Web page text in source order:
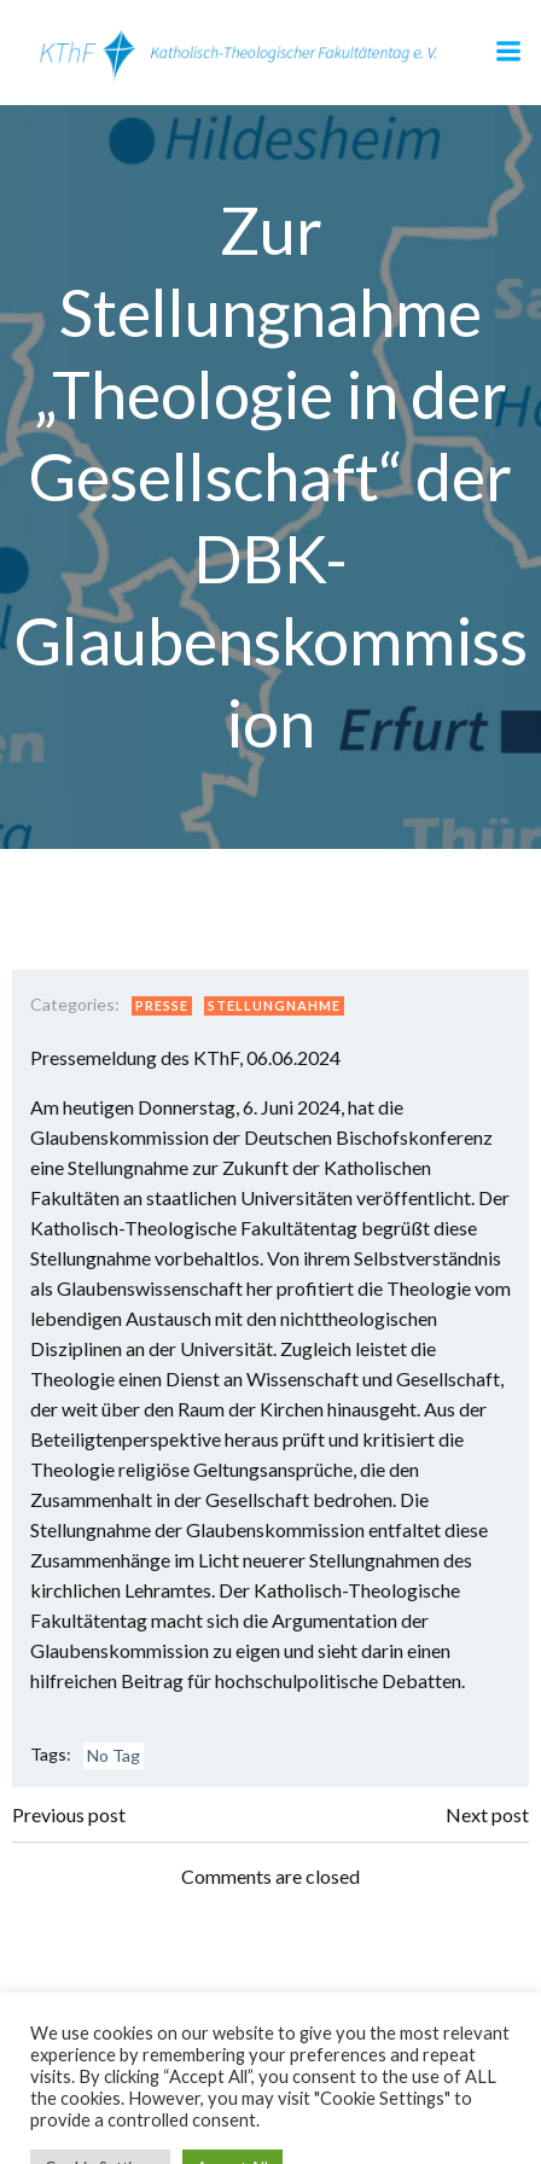
Inhalt
springen
Zur
Stellungnahme
„Theologie in der
Gesellschaft“ der
DBK-
Glaubenskommiss
ion
Categories: PRESSE STELLUNGNAHME
Pressemeldung des KThF, 06.06.2024
Am heutigen Donnerstag, 6. Juni 2024, hat die
Glaubenskommission der Deutschen Bischofskonferenz
eine Stellungnahme zur Zukunft der Katholischen
Fakultäten an staatlichen Universitäten veröffentlicht. Der
Katholisch-Theologische Fakultätentag begrüßt diese
Stellungnahme vorbehaltlos. Von ihrem Selbstverständnis
als Glaubenswissenschaft her profitiert die Theologie vom
lebendigen Austausch mit den nichttheologischen
Disziplinen an der Universität. Zugleich leistet die
Theologie einen Dienst an Wissenschaft und Gesellschaft,
der weit über den Raum der Kirchen hinausgeht. Aus der
Beteiligtenperspektive heraus prüft und kritisiert die
Theologie religiöse Geltungsansprüche, die den
Zusammenhalt in der Gesellschaft bedrohen. Die
Stellungnahme der Glaubenskommission entfaltet diese
Zusammenhänge im Licht neuerer Stellungnahmen des
kirchlichen Lehramtes. Der Katholisch-Theologische
Fakultätentag macht sich die Argumentation der
Glaubenskommission zu eigen und sieht darin einen
hilfreichen Beitrag für hochschulpolitische Debatten.
Tags: No Tag
Post
navigation
Previous post
navigation
Next post
Comments are closed
© 2026 Katholisch-Theologischer Fakultätentag e. V..
Created for free using WordPress and
We use cookies on our website to give you the most relevant
experience by remembering your preferences and repeat
visits. By clicking “Accept All”, you consent to the use of ALL
the cookies. However, you may visit "Cookie Settings" to
provide a controlled consent.